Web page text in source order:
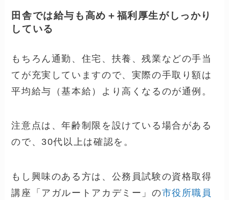
田舎では給与も高め＋福利厚生がしっかり
している
もちろん通勤、住宅、扶養、残業などの手当
てが充実していますので、実際の手取り額は
平均給与（基本給）より高くなるのが通例。
注意点は、年齢制限を設けている場合がある
ので、30代以上は確認を。
もし興味のある方は、公務員試験の資格取得
講座「アガルートアカデミー」の市役所職員